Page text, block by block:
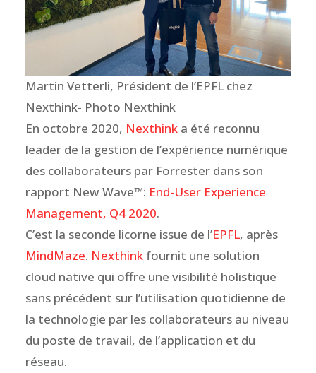
Martin Vetterli, Président de l’EPFL chez
Nexthink- Photo Nexthink
En octobre 2020, Nexthink a été reconnu
leader de la gestion de l’expérience numérique
des collaborateurs par Forrester dans son
rapport New Wave™: End-User Experience
Management, Q4 2020.
C’est la seconde licorne issue de l’EPFL, après
MindMaze. Nexthinkfournit une solution
cloud native qui offre une visibilité holistique
sans précédent sur l’utilisation quotidienne de
la technologie par les collaborateurs au niveau
du poste de travail, de l’application et du
réseau.